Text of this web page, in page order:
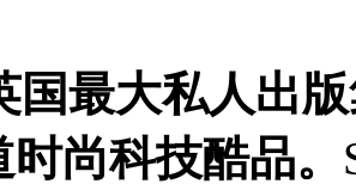
国最大私人出
尚科技酷品。